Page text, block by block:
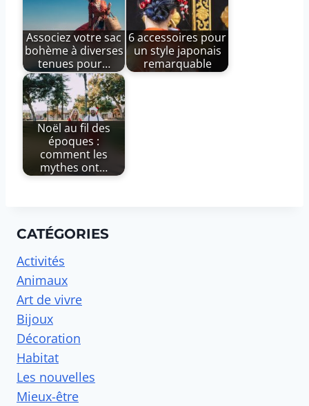
Associez votre sac
bohème à diverses
tenues pour…
6 accessoires pour
un style japonais
remarquable
Noël au fil des
époques :
comment les
mythes ont…
CATÉGORIES
Activités
Animaux
Art de vivre
Bijoux
Décoration
Habitat
Les nouvelles
Mieux-être